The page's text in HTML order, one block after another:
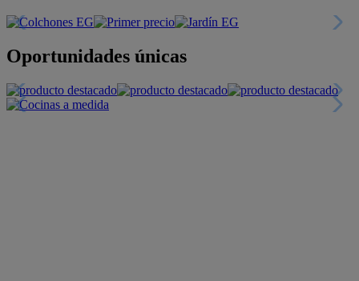
Oportunidades únicas